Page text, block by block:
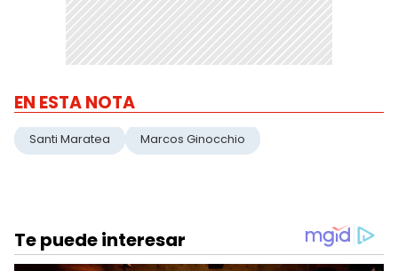
EN ESTA NOTA
Santi Maratea Marcos Ginocchio